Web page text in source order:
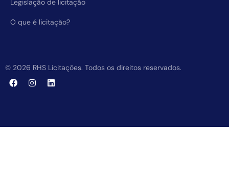
Legislação de licitação
O que é licitação?
© 2026 RHS Licitações. Todos os direitos reservados.